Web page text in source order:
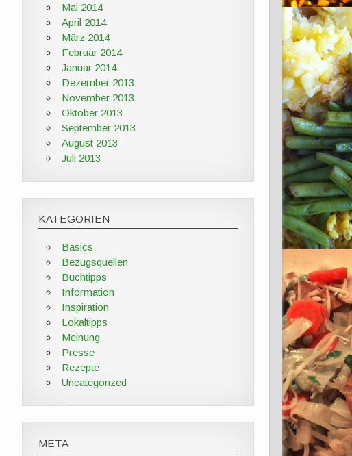
Mai 2014
April 2014
März 2014
Februar 2014
Januar 2014
Dezember 2013
November 2013
Oktober 2013
September 2013
August 2013
Juli 2013
KATEGORIEN
Basics
Bezugsquellen
Buchtipps
Information
Inspiration
Lokaltipps
Meinung
Presse
Rezepte
Uncategorized
META